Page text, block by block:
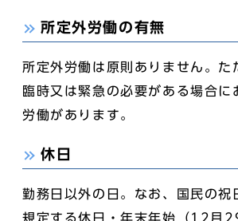
所定外労働の有無
所定外労働は原則ありません。た
臨時又は緊急の必要がある場合に
労働があります。
休日
勤務日以外の日。なお、国民の祝
規定する休日・年末年始（12月